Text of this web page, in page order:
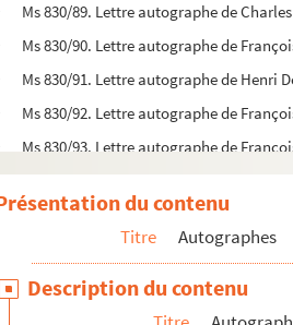
Ms 830/89. Lettre autographe de
Ms 830/90. Lettre autographe de
Ms 830/91. Lettre autographe de Henri
Ms 830/92. Lettre autographe de
Ms 830/93. Lettre autographe de
Ms 830/94. Lettre autographe de
Ms 830/95. Lettre autographe de
Ms 830/96. Lettre autographe de
Ms 830/97. Lettre autographe de
Ms 830/98. Lettre autographe de
du contenu
Titre Autographes
Description du contenu